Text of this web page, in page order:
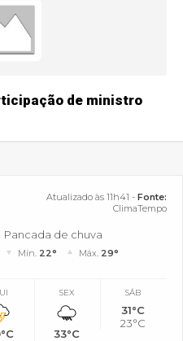
de ministro
Atualizado às 11h41 - Fonte:
ClimaTempo
Pancada de chuva
Mín. 22° Máx. 29°
SEX
33°C
SÁB
31°C
23°C